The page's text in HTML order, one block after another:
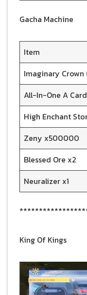
Gacha Machine
Item
Imaginary Crown
All-In-One A
High Enchant
Zeny x500000
Blessed Ore x2
Neuralizer x1
King Of Kings